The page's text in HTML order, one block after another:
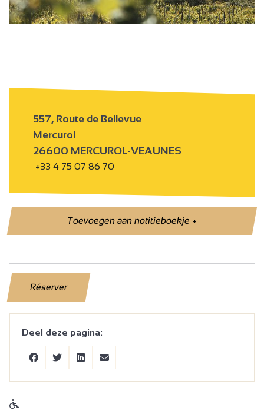
557, Route de Bellevue
Mercurol
26600 MERCUROL-VEAUNES
+33 4 75 07 86 70
Toevoegen aan notitieboekje+
Réserver
Deel deze pagina: